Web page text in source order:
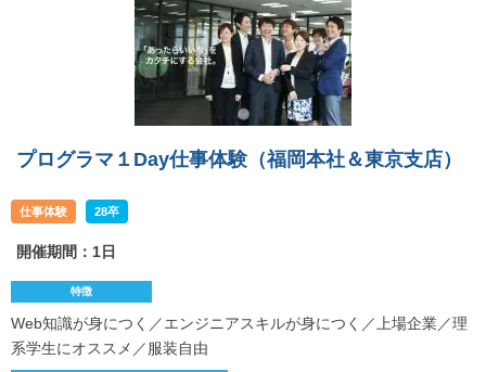
プログラマ１Day仕事体験（福岡本社＆東京支店）
仕事体験 28卒
開催期間：1日
特徴
Web知識が身につく／エンジニアスキルが身につく／上場企業／理
系学生にオススメ／服装自由